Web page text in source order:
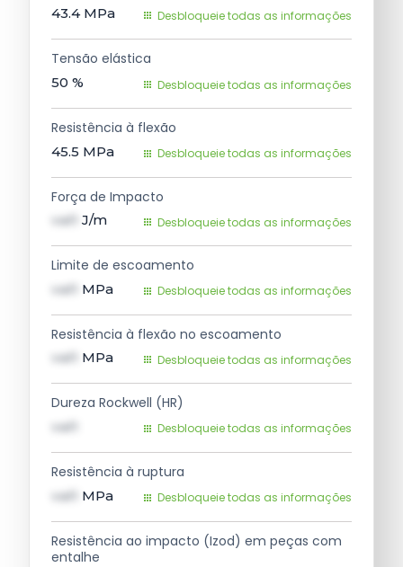
43.4 MPa Desbloqueie todas as informações
Tensão elástica
50 % Desbloqueie todas as informações
Resistência à flexão
45.5 MPa Desbloqueie todas as informações
Força de Impacto
val1 J/m Desbloqueie todas as informações
Limite de escoamento
val1 MPa Desbloqueie todas as informações
Resistência à flexão no escoamento
val1 MPa Desbloqueie todas as informações
Dureza Rockwell (HR)
val1 Desbloqueie todas as informações
Resistência à ruptura
val1 MPa Desbloqueie todas as informações
Resistência ao impacto (Izod) em peças com
entalhe